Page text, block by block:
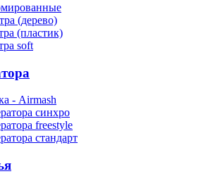
(дерево)
(пластик)
soft
- Airmash
синхро
freestyle
стандарт